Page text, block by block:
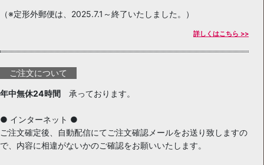
（※定形外郵便は、2025.7.1～終了いたしました。）
詳しくはこちら >>
ご注文について
年中無休24時間 承っております。
● インターネット ●
ご注文確定後、自動配信にてご注文確認メールをお送り致しますの
で、内容に相違がないかのご確認をお願いいたします。